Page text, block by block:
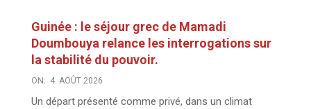
Guinée : le séjour grec de Mamadi
Doumbouya relance les interrogations sur
la stabilité du pouvoir.
ON: 4. AOÛT 2026
Un départ présenté comme privé, dans un climat